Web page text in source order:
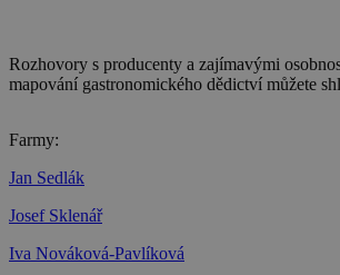
Rozhovory s producenty a zajímavými
mapování gastronomického dědictví můžete
Farmy:
Jan Sedlák
Josef Sklenář
Iva Nováková-Pavlíková